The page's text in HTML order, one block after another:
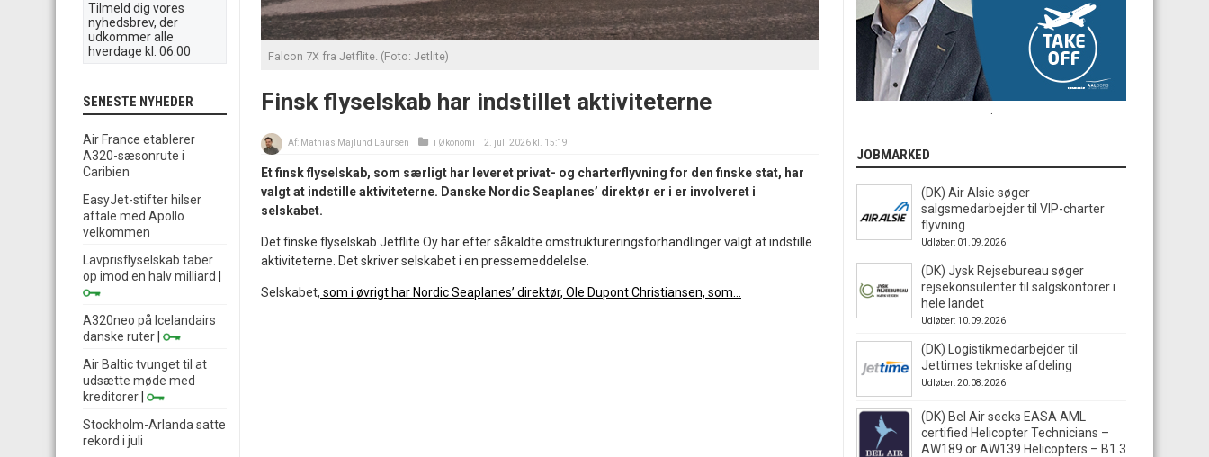
Falcon 7X fra Jetflite. (Foto: Jetlite)
Finsk flyselskab har indstillet aktiviteterne
Af: Mathias Majlund Laursen i Økonomi 2. juli 2026 kl. 15:19
Et finsk flyselskab, som særligt har leveret privat- og charterflyvning for den finske stat, har
valgt at indstille aktiviteterne. Danske Nordic Seaplanes’ direktør er i er involveret i
selskabet.
Det finske flyselskab Jetflite Oy har efter såkaldte omstruktureringsforhandlinger valgt at indstille
aktiviteterne. Det skriver selskabet i en pressemeddelelse.
Selskabet, som i øvrigt har Nordic Seaplanes’ direktør, Ole Dupont Christiansen, som...
Tilmeld dig vores
nyhedsbrev, der
udkommer alle
hverdage kl. 06:00
SENESTE NYHEDER
Air France etablerer
A320-sæsonrute i
Caribien
EasyJet-stifter hilser
aftale med Apollo
velkommen
Lavprisflyselskab taber
op imod en halv milliard
A320neo på Icelandairs
danske ruter
Air Baltic tvunget til at
udsætte møde med
kreditorer
Stockholm-Arlanda satte
rekord i juli
JOBMARKED
(DK) Air Alsie søger
salgsmedarbejder til VIP-charter
flyvning
Udløber: 01.09.2026
(DK) Jysk Rejsebureau søger
rejsekonsulenter til salgskontorer i
hele landet
Udløber: 10.09.2026
(DK) Logistikmedarbejder til
Jettimes tekniske afdeling
Udløber: 20.08.2026
(DK) Bel Air seeks EASA AML
certified Helicopter Technicians –
AW189 or AW139 Helicopters – B1.3